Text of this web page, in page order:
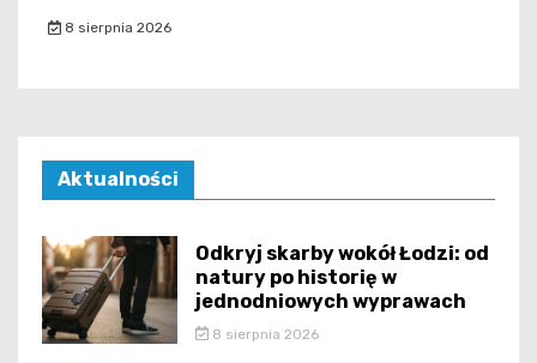
8 sierpnia 2026
Aktualności
Odkryj skarby wokół Łodzi: od
natury po historię w
jednodniowych wyprawach
8 sierpnia 2026